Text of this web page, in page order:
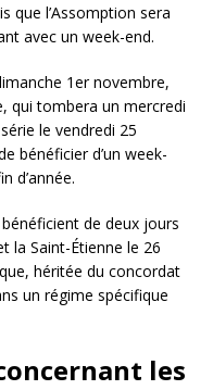
que l’Assomption sera
avec un week-end.
1er novembre,
qui tombera un mercredi
le vendredi 25
bénéficier d’un week-
d’année.
de deux jours
la Saint-Étienne le 26
héritée du concordat
un régime spécifique
les